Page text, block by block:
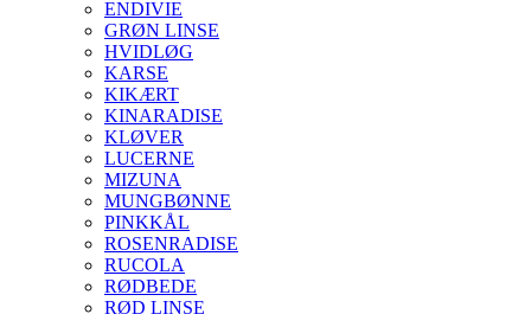
ENDIVIE
GRØN LINSE
HVIDLØG
KARSE
KIKÆRT
KINARADISE
KLØVER
LUCERNE
MIZUNA
MUNGBØNNE
PINKKÅL
ROSENRADISE
RUCOLA
RØDBEDE
RØD LINSE